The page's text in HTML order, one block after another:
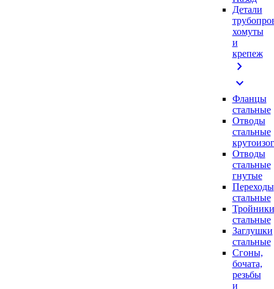
Детали
хомуты
и
крепеж
chevron_right
expand_more
Фланцы
стальные
Отводы
стальные
Отводы
стальные
гнутые
Переходы
стальные
Тройники
стальные
Заглушки
стальные
Сгоны,
бочата,
резьбы
и